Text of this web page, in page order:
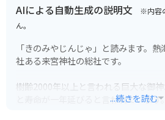
AIによる自動生成の説明文 ※内容
ん。
「きのみやじんじゃ」と読みます。
社ある来宮神社の総社です。
樹齢2000年以上と言われる巨大な御
と寿命が一年延びると言われています。
...続きを読む